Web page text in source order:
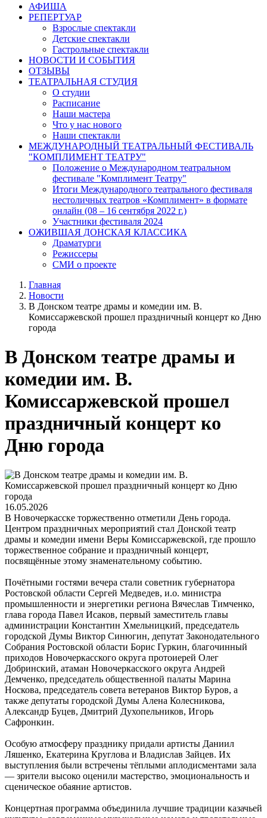
АФИША
РЕПЕРТУАР
Взрослые спектакли
Детские спектакли
Гастрольные спектакли
НОВОСТИ И СОБЫТИЯ
ОТЗЫВЫ
ТЕАТРАЛЬНАЯ СТУДИЯ
О студии
Расписание
Наши мастера
Что у нас нового
Наши спектакли
МЕЖДУНАРОДНЫЙ ТЕАТРАЛЬНЫЙ ФЕСТИВАЛЬ
"КОМПЛИМЕНТ ТЕАТРУ"
Положение о Международном театральном
фестивале "Комплимент Театру"
Итоги Международного театрального фестиваля
нестоличных театров «Комплимент» в формате
онлайн (08 – 16 сентября 2022 г.)
Участники фестиваля 2024
ОЖИВШАЯ ДОНСКАЯ КЛАССИКА
Драматурги
Режиссеры
СМИ о проекте
Главная
Новости
В Донском театре драмы и комедии им. В.
Комиссаржевской прошел праздничный концерт ко Дню
города
В Донском театре драмы и
комедии им. В.
Комиссаржевской прошел
праздничный концерт ко
Дню города
16.05.2026
В Новочеркасске торжественно отметили День города.
Центром праздничных мероприятий стал Донской театр
драмы и комедии имени Веры Комиссаржевской, где прошло
торжественное собрание и праздничный концерт,
посвящённые этому знаменательному событию.
Почётными гостями вечера стали советник губернатора
Ростовской области Сергей Медведев, и.о. министра
промышленности и энергетики региона Вячеслав Тимченко,
глава города Павел Исаков, первый заместитель главы
администрации Константин Хмельницкий, председатель
городской Думы Виктор Синюгин, депутат Законодательного
Собрания Ростовской области Борис Гуркин, благочинный
приходов Новочеркасского округа протоиерей Олег
Добринский, атаман Новочеркасского округа Андрей
Демченко, председатель общественной палаты Марина
Носкова, председатель совета ветеранов Виктор Буров, а
также депутаты городской Думы Алена Колесникова,
Александр Буцев, Дмитрий Духопельников, Игорь
Сафронкин.
Особую атмосферу празднику придали артисты Даниил
Ляшенко, Екатерина Круглова и Владислав Зайцев. Их
выступления были встречены тёплыми аплодисментами зала
— зрители высоко оценили мастерство, эмоциональность и
сценическое обаяние артистов.
Концертная программа объединила лучшие традиции казачьей